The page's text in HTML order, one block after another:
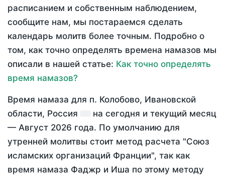
расписанием и собственным наблюдением,
сообщите нам, мы постараемся сделать
календарь молитв более точным. Подробно о
том, как точно определять времена намазов мы
описали в нашей статье: Как точно определять
время намазов?
Время намаза для п. Колобово, Ивановской
области, Россия
на сегодня и текущий месяц
— Август 2026 года. По умолчанию для
утренней молитвы стоит метод расчета "Союз
исламских организаций Франции", так как
время намаза Фаджр и Иша по этому методу